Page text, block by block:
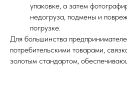
упаковке, а затем
недогруза, подмены и
погрузке.
Для большинства
потребительскими товарами,
золотым стандартом,